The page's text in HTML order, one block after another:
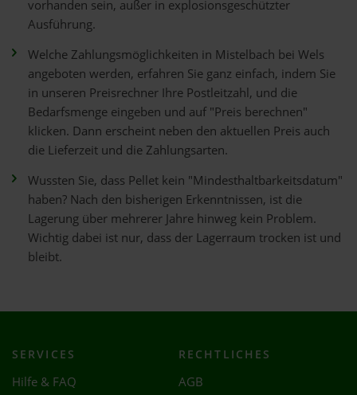
vorhanden sein, außer in explosionsgeschützter
Ausführung.
Welche Zahlungsmöglichkeiten in Mistelbach bei Wels
angeboten werden, erfahren Sie ganz einfach, indem Sie
in unseren Preisrechner Ihre Postleitzahl, und die
Bedarfsmenge eingeben und auf "Preis berechnen"
klicken. Dann erscheint neben den aktuellen Preis auch
die Lieferzeit und die Zahlungsarten.
Wussten Sie, dass Pellet kein "Mindesthaltbarkeitsdatum"
haben? Nach den bisherigen Erkenntnissen, ist die
Lagerung über mehrerer Jahre hinweg kein Problem.
Wichtig dabei ist nur, dass der Lagerraum trocken ist und
bleibt.
SERVICES
Hilfe & FAQ
RECHTLICHES
AGB